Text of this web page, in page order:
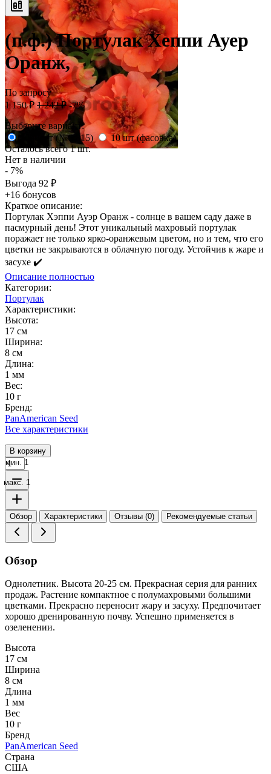
(п.ф.) Портулак Хеппи Ауер
Оранж,
По запросу
1 150 ₽ 1 242 ₽ -7%
Выберите вариант:
1000 шт (№6-815)
10 шт (фасовка)
Осталось всего 1 шт.
Нет в наличии
- 7%
Выгода 92 ₽
+16 бонусов
Краткое описание:
Портулак Хэппи Ауэр Оранж - солнце в вашем саду даже в
пасмурный день! Этот уникальный махровый портулак
поражает не только ярко-оранжевым цветом, но и тем, что его
цветки не закрываются в облачную погоду. Устойчив к жаре и
засухе ✔️
Описание полностью
Категории:
Портулак
Характеристики:
Высота:
17 см
Ширина:
8 см
Длина:
1 мм
Вес:
10 г
Бренд:
PanAmerican Seed
Все характеристики
В корзину
мин. 1
макс. 1
Обзор Характеристики Отзывы (0) Рекомендуемые статьи
Обзор
Однолетник. Высота 20-25 см. Прекрасная серия для ранних
продаж. Растение компактное с полумахровыми большими
цветками. Прекрасно переносит жару и засуху. Предпочитает
хорошо дренированную почву. Успешно применяется в
озеленении.
Высота
17 см
Ширина
8 см
Длина
1 мм
Вес
10 г
Бренд
PanAmerican Seed
Страна
США